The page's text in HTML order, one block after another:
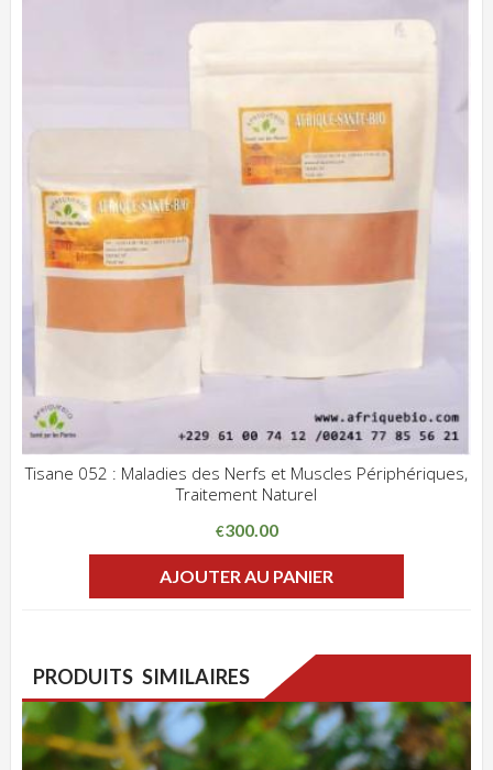
Tisane 052 : Maladies des Nerfs et Muscles Périphériques,
Traitement Naturel
€300.00
AJOUTER AU PANIER
PRODUITS SIMILAIRES